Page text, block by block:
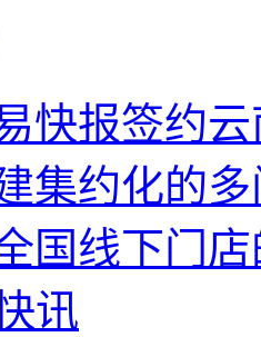
快报签约
集约化的
国线下门
讯